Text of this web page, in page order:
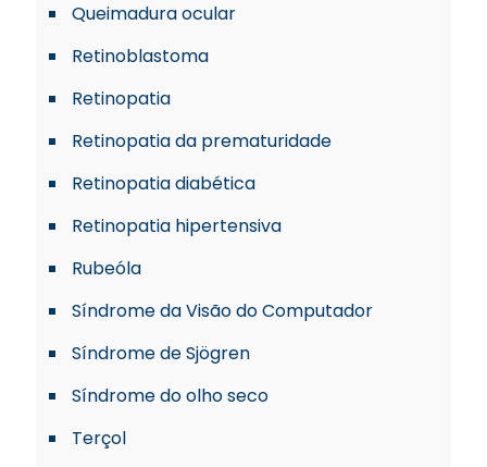
Queimadura ocular
Retinoblastoma
Retinopatia
Retinopatia da prematuridade
Retinopatia diabética
Retinopatia hipertensiva
Rubeóla
Síndrome da Visão do Computador
Síndrome de Sjögren
Síndrome do olho seco
Terçol